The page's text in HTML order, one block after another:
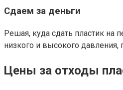
Сдаем за деньги
Решая, куда сдать пластик на
низкого и высокого давления,
Цены за отходы